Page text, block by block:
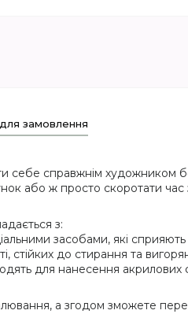
замовлення
себе справжнім художником
або ж просто скоротати час
з:
засобами, які
стійких до стирання та
для нанесення акрилових
а згодом зможете